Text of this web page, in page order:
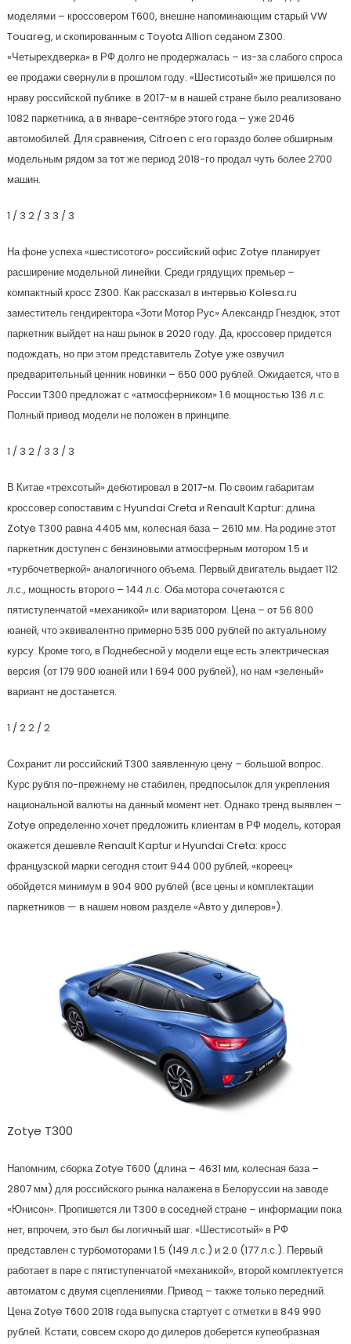
моделями – кроссовером T600, внешне напоминающим старый VW
Touareg, и скопированным с Toyota Allion седаном Z300.
«Четырехдверка» в РФ долго не продержалась – из-за слабого спроса
ее продажи свернули в прошлом году. «Шестисотый» же пришелся по
нраву российской публике: в 2017-м в нашей стране было реализовано
1082 паркетника, а в январе-сентябре этого года – уже 2046
автомобилей. Для сравнения, Citroen с его гораздо более обширным
модельным рядом за тот же период 2018-го продал чуть более 2700
машин.
1 / 3 2/ 3 3 / 3
На фоне успеха «шестисотого» российский офис Zotye планирует
расширение модельной линейки. Среди грядущих премьер –
компактный кросс Z300. Как рассказал в интервью Kolesa.ru
заместитель гендиректора «Зоти Мотор Рус» Александр Гнездюк, этот
паркетник выйдет на наш рынок в 2020 году. Да, кроссовер придется
подождать, но при этом представитель Zotye уже озвучил
предварительный ценник новинки – 650 000 рублей. Ожидается, что в
России T300 предложат с «атмосферником» 1.6 мощностью 136 л.с.
Полный привод модели не положен в принципе.
1 / 3 2/ 3 3 / 3
В Китае «трехсотый» дебютировал в 2017-м. По своим габаритам
кроссовер сопоставим с Hyundai Creta и Renault Kaptur: длина
Zotye T300 равна 4405 мм, колесная база – 2610 мм. На родине этот
паркетник доступен с бензиновыми атмосферным мотором 1.5 и
«турбочетверкой» аналогичного объема. Первый двигатель выдает 112
л.с., мощность второго – 144 л.с. Оба мотора сочетаются с
пятиступенчатой «механикой» или вариатором. Цена – от 56 800
юаней, что эквивалентно примерно 535 000 рублей по актуальному
курсу. Кроме того, в Поднебесной у модели еще есть электрическая
версия (от 179 900 юаней или 1 694 000 рублей), но нам «зеленый»
вариант не достанется.
1 / 22/ 2
Сохранит ли российский T300 заявленную цену – большой вопрос.
Курс рубля по-прежнему не стабилен, предпосылок для укрепления
национальной валюты на данный момент нет. Однако тренд выявлен –
Zotye определенно хочет предложить клиентам в РФ модель, которая
окажется дешевле Renault Kaptur и Hyundai Creta: кросс
французской марки сегодня стоит 944 000 рублей, «кореец»
обойдется минимум в 904 900 рублей (все цены и комплектации
паркетников — в нашем новом разделе «Авто у дилеров»).
Zotye T300
Напомним, сборка Zotye T600 (длина – 4631 мм, колесная база –
2807 мм) для российского рынка налажена в Белоруссии на заводе
«Юнисон». Пропишется ли T300 в соседней стране – информации пока
нет, впрочем, это был бы логичный шаг. «Шестисотый» в РФ
представлен с турбомоторами 1.5 (149 л.с.) и 2.0 (177 л.с.). Первый
работает в паре с пятиступенчатой «механикой», второй комплектуется
автоматом с двумя сцеплениями. Привод – также только передний.
Цена Zotye T600 2018 года выпуска стартует с отметки в 849 990
рублей. Кстати, совсем скоро до дилеров доберется купеобразная